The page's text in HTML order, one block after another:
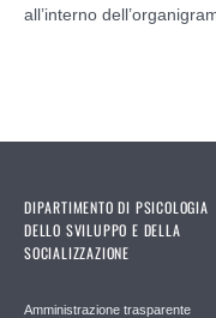
all’interno
DIPARTIMENTO DI PSICOLOGIA
DELLO SVILUPPO E DELLA
SOCIALIZZAZIONE
Amministrazione trasparente